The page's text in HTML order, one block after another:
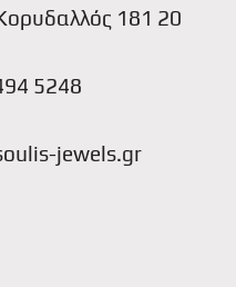
181 20
5248
jewels.gr